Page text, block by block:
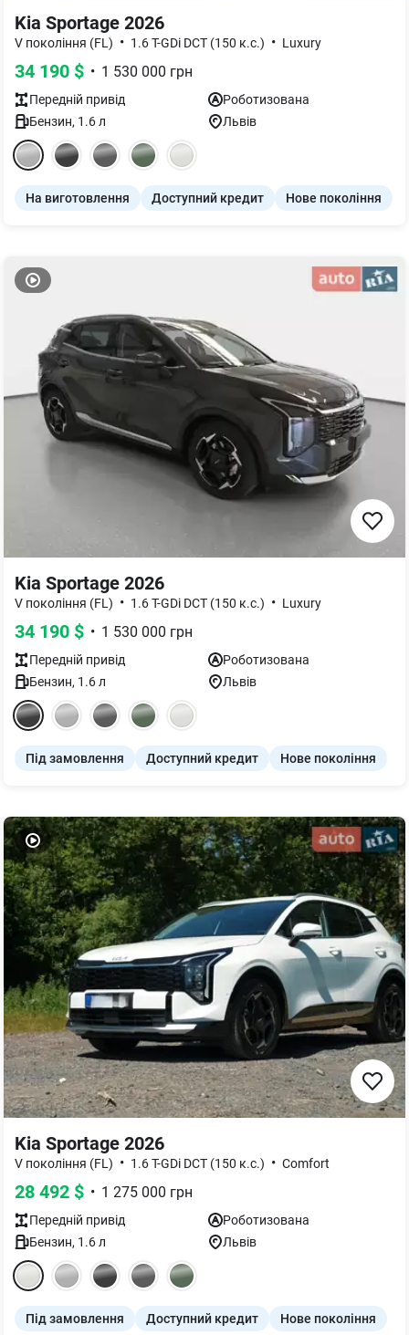
Kia Sportage 2026
V покоління (FL) • 1.6 T-GDi DCT (150 к.с.) • Luxury
34 190 $ • 1 530 000 грн
Передній привід
Роботизована
Бензин, 1.6л Львів
На виготовлення Доступний кредит Нове покоління
Kia Sportage 2026
V покоління (FL) • 1.6 T-GDi DCT (150 к.с.) • Luxury
34 190 $ • 1 530 000 грн
Передній привід
Роботизована
Бензин, 1.6л Львів
Під замовлення Доступний кредит Нове покоління
Kia Sportage 2026
V покоління (FL) • 1.6 T-GDi DCT (150 к.с.) • Comfort
28 492 $ • 1 275 000 грн
Передній привід
Роботизована
Бензин, 1.6л Львів
Під замовлення Доступний кредит Нове покоління